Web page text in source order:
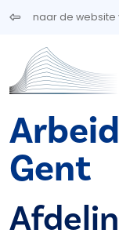
Overslaan en naar
naar de website
Gent